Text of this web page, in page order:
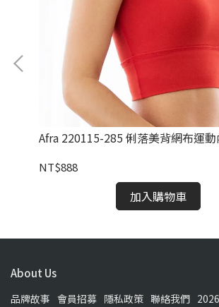
Afra 220115-285 俐落美背網布運
NT$888
加入購物車
About Us
品牌故事 會員招募 隱私政策 聯絡我們